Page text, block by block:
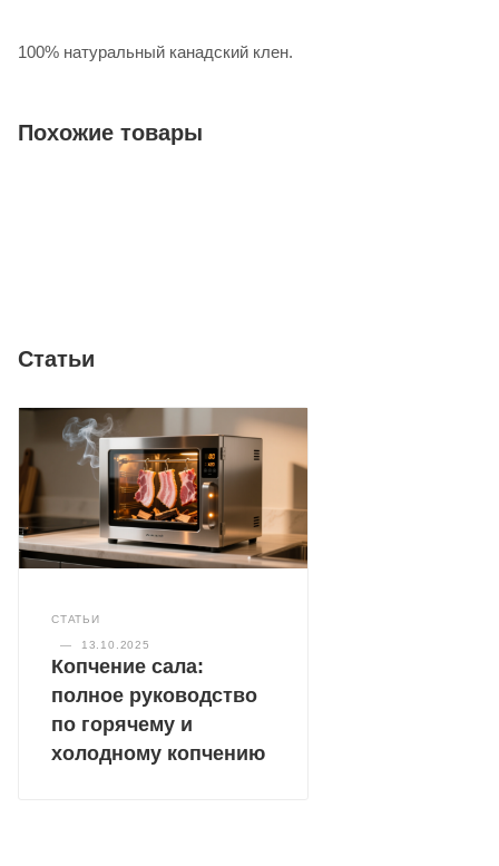
100% натуральный канадский клен.
Похожие товары
Статьи
СТАТЬИ
— 13.10.2025
Копчение сала:
полное руководство
по горячему и
холодному копчению